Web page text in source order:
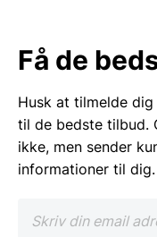
Få de
Husk at tilmelde
til de bedste tilbud.
ikke, men sender
informationer til dig.